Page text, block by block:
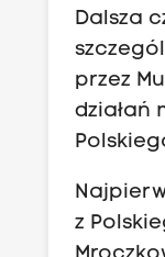
Dalsza
przez
działań
z